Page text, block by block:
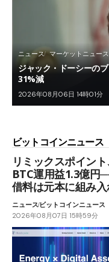
ニュース マーケットニュース
ジャック・ドーシーの
31%減
2026年08月06日 14時01分
ビットコインニュース
リミックスポイント
BTC運用益1.3億円
借料は元本に組み
ニュースビットコインニュース
2026年08月07日 15時59分